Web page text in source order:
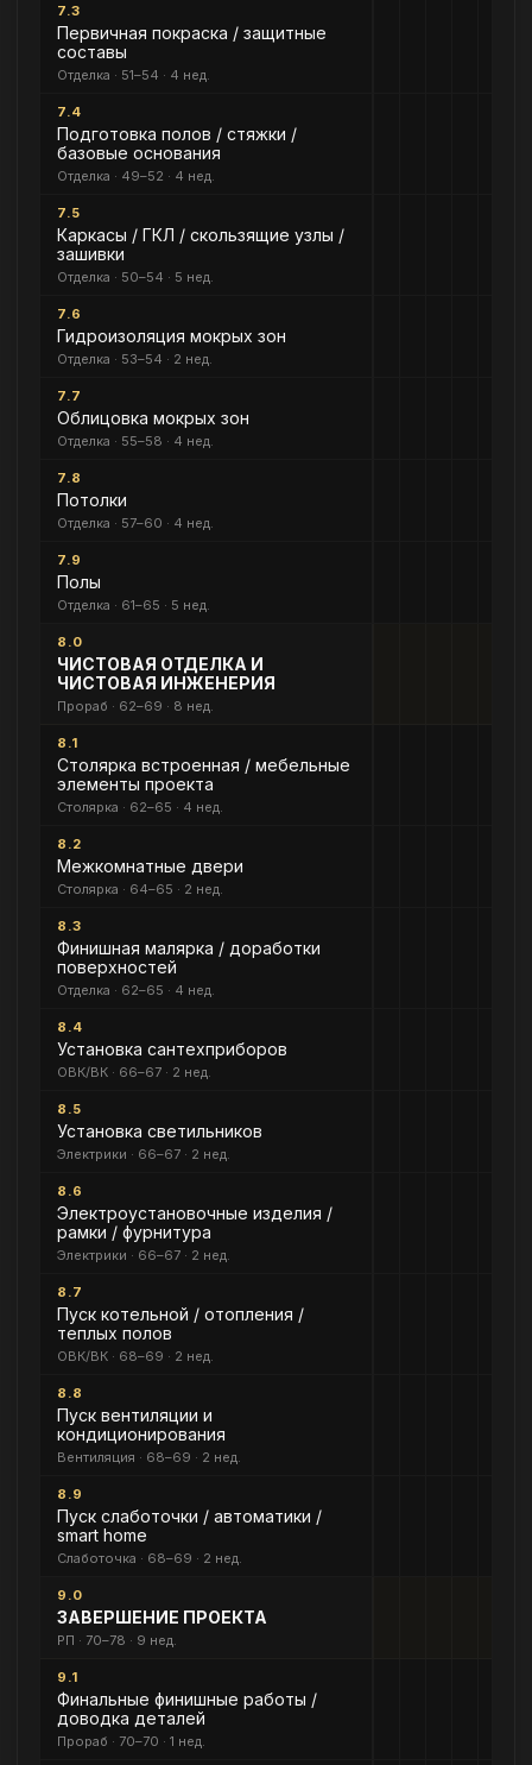
7.3
Первичная покраска / защитные
составы
Отделка · 51–54 · 4 нед.
7.4
Подготовка полов / стяжки /
базовые основания
Отделка · 49–52 · 4 нед.
7.5
Каркасы / ГКЛ / скользящие узлы /
зашивки
Отделка · 50–54 · 5 нед.
7.6
Гидроизоляция мокрых зон
Отделка · 53–54 · 2 нед.
7.7
Облицовка мокрых зон
Отделка · 55–58 · 4 нед.
7.8
Потолки
Отделка · 57–60 · 4 нед.
7.9
Полы
Отделка · 61–65 · 5 нед.
8.0
ЧИСТОВАЯ ОТДЕЛКА И
ЧИСТОВАЯ ИНЖЕНЕРИЯ
Прораб · 62–69 · 8 нед.
8.1
Столярка встроенная / мебельные
элементы проекта
Столярка · 62–65 · 4 нед.
8.2
Межкомнатные двери
Столярка · 64–65 · 2 нед.
8.3
Финишная малярка / доработки
поверхностей
Отделка · 62–65 · 4 нед.
8.4
Установка сантехприборов
ОВК/ВК · 66–67 · 2 нед.
8.5
Установка светильников
Электрики · 66–67 · 2 нед.
8.6
Электроустановочные изделия /
рамки / фурнитура
Электрики · 66–67 · 2 нед.
8.7
Пуск котельной / отопления /
теплых полов
ОВК/ВК · 68–69 · 2 нед.
8.8
Пуск вентиляции и
кондиционирования
Вентиляция · 68–69 · 2 нед.
8.9
Пуск слаботочки / автоматики /
smart home
Слаботочка · 68–69 · 2 нед.
9.0
ЗАВЕРШЕНИЕ ПРОЕКТА
РП · 70–78 · 9 нед.
9.1
Финальные финишные работы /
доводка деталей
Прораб · 70–70 · 1 нед.